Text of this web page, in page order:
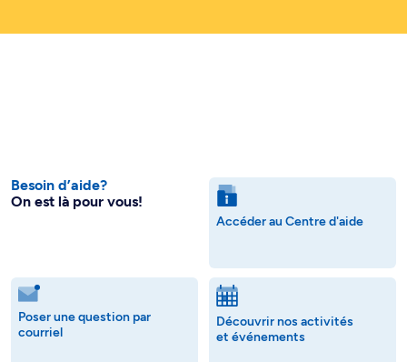
Besoin d’aide?
On est là pour vous!
Accéder au Centre d'aide
Poser une question par
courriel
Découvrir nos activités
et événements